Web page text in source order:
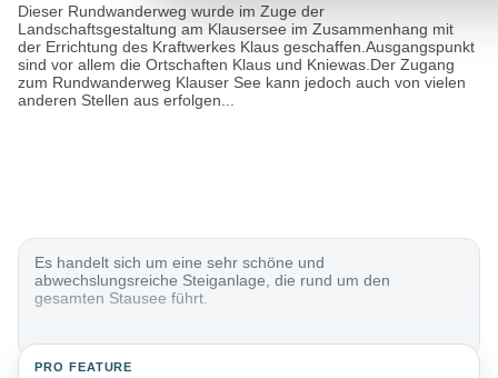
Dieser Rundwanderweg wurde im Zuge der
Landschaftsgestaltung am Klausersee im Zusammenhang mit
der Errichtung des Kraftwerkes Klaus geschaffen.Ausgangspunkt
sind vor allem die Ortschaften Klaus und Kniewas.Der Zugang
zum Rundwanderweg Klauser See kann jedoch auch von vielen
anderen Stellen aus erfolgen...
Es handelt sich um eine sehr schöne und
abwechslungsreiche Steiganlage, die rund um den
gesamten Stausee führt.
PRO FEATURE